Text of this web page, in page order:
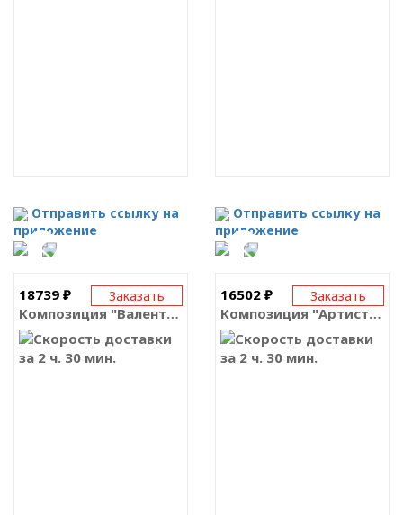
Отправить ссылку на
приложение
Отправить ссылку на
приложение
Заказать
16502 ₽
Композиция "Артистка"
за 2 ч. 30 мин.
Заказать
18739 ₽
Композиция "Валентинка"
за 2 ч. 30 мин.